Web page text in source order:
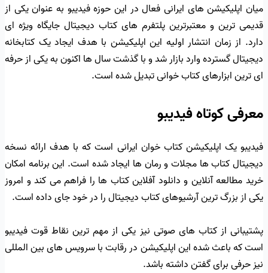
میان اپلیکیشن های ایرانی فعال در این حوزه فیدیبو به عنوان یکی از
قدیمی ترین و معتبرترین پلتفرم های کتاب دیجیتال جایگاه ویژه ای
دارد. از زمان انتشار اولیه این اپلیکیشن با هدف ایجاد یک کتابخانه
دیجیتال گسترده وارد بازار شد و با گذشت سال ها اکنون به یکی از حرفه
ای ترین ابزارهای کتاب خوانی تبدیل شده است.
معرفی کوتاه فیدیبو
فیدیبو یک اپلیکیشن کتاب خوان ایرانی است که با هدف ارائه نسخه
دیجیتال کتاب ها مجلات و رمان ها ایجاد شده است. این برنامه امکان
خرید مطالعه آنلاین و دانلود آفلاین کتاب ها را فراهم می کند و امروز
یکی از بزرگ ترین آرشیوهای کتاب دیجیتال را در خود جای داده است.
پشتیبانی از کتاب های صوتی نیز یکی از مهم ترین نقاط قوت فیدیبو
است که باعث شده این اپلیکیشن در رقابت با سرویس های بین المللی
نیز حرفی برای گفتن داشته باشد.